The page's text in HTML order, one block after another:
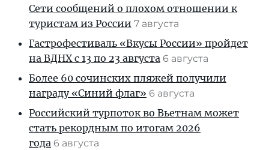
Сети сообщений о плохом отношении к
туристам из России 7 августа
Гастрофестиваль «Вкусы России» пройдет
на ВДНХ с 13 по 23 августа 6 августа
Более 60 сочинских пляжей получили
награду «Синий флаг» 6 августа
Российский турпоток во Вьетнам может
стать рекордным по итогам 2026
года 6 августа